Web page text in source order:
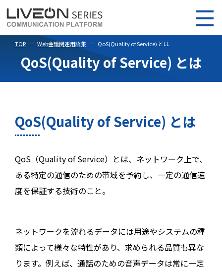
TOP Web会議関連用語集 QoS(Quality of Service) とは
QoS(Quality of Service) とは
QoS(Quality of Service) とは
QoS（Quality of Service）とは、ネットワーク上で、
ある特定の通信のための帯域を予約し、一定の通信速
度を保証する技術のこと。
ネットワークを流れるデータには用途やシステムの種
類によって様々な特性があり、求められる品質も異な
ります。例えば、通話のための音声データは常に一定